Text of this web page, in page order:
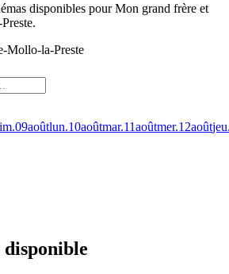
disponibles pour Mon grand frère et
Mollo-la-Preste
09aoûtlun.10aoûtmar.11aoûtmer.12août
disponible